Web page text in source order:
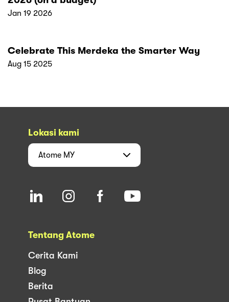
Cerita Kami
Pusat Bantuan
Sumber
Syarat Perkhidmatan
Perjanjian Tertunda
support@atome.my
merchant@atome.my